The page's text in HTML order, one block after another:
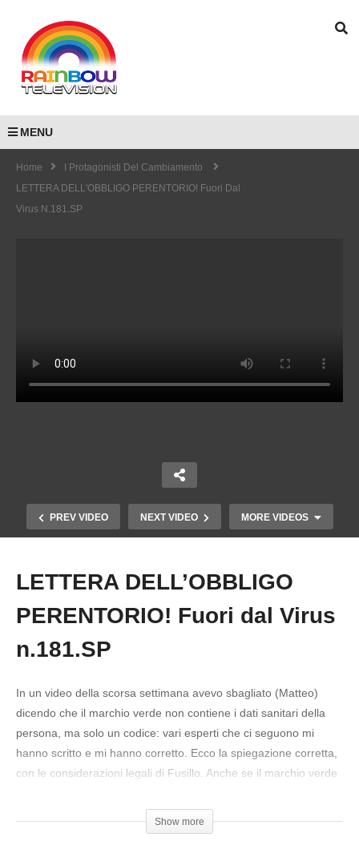
MENU
Home
I Protagonisti Del Cambiamento
LETTERA DELL'OBBLIGO PERENTORIO! Fuori Dal
Virus N.181.SP
PREV VIDEO NEXT VIDEO MORE VIDEOS
Copy Embed Code
LETTERA DELL’OBBLIGO
PERENTORIO! Fuori dal Virus
n.181.SP
In un video della scorsa settimana avevo sbagliato (Matteo)
dicendo che il marchio verde non contiene i dati sanitari della
persona, ma solo un codice: vari esperti che ci seguono mi
hanno scritto e mi hanno corretto. Ecco la spiegazione corretta,
con le considerazioni legali di Fusillo. Anche se il marchio verde
giusto correggere l’inesattezza del video precedente:
https://youtu.be/Ld1AKSVJ6OI
Show more